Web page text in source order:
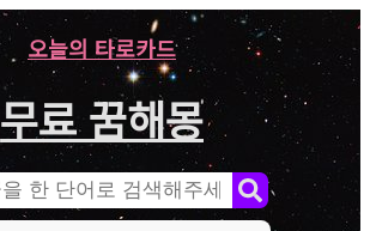
오늘의 타로카드
무료 꿈해몽